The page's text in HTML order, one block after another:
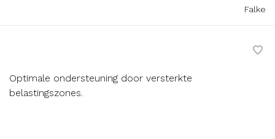
Falke
Optimale ondersteuning door versterkte
belastingszones.